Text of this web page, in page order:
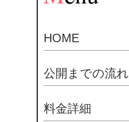
HOME
公開までの流れ
料金詳細